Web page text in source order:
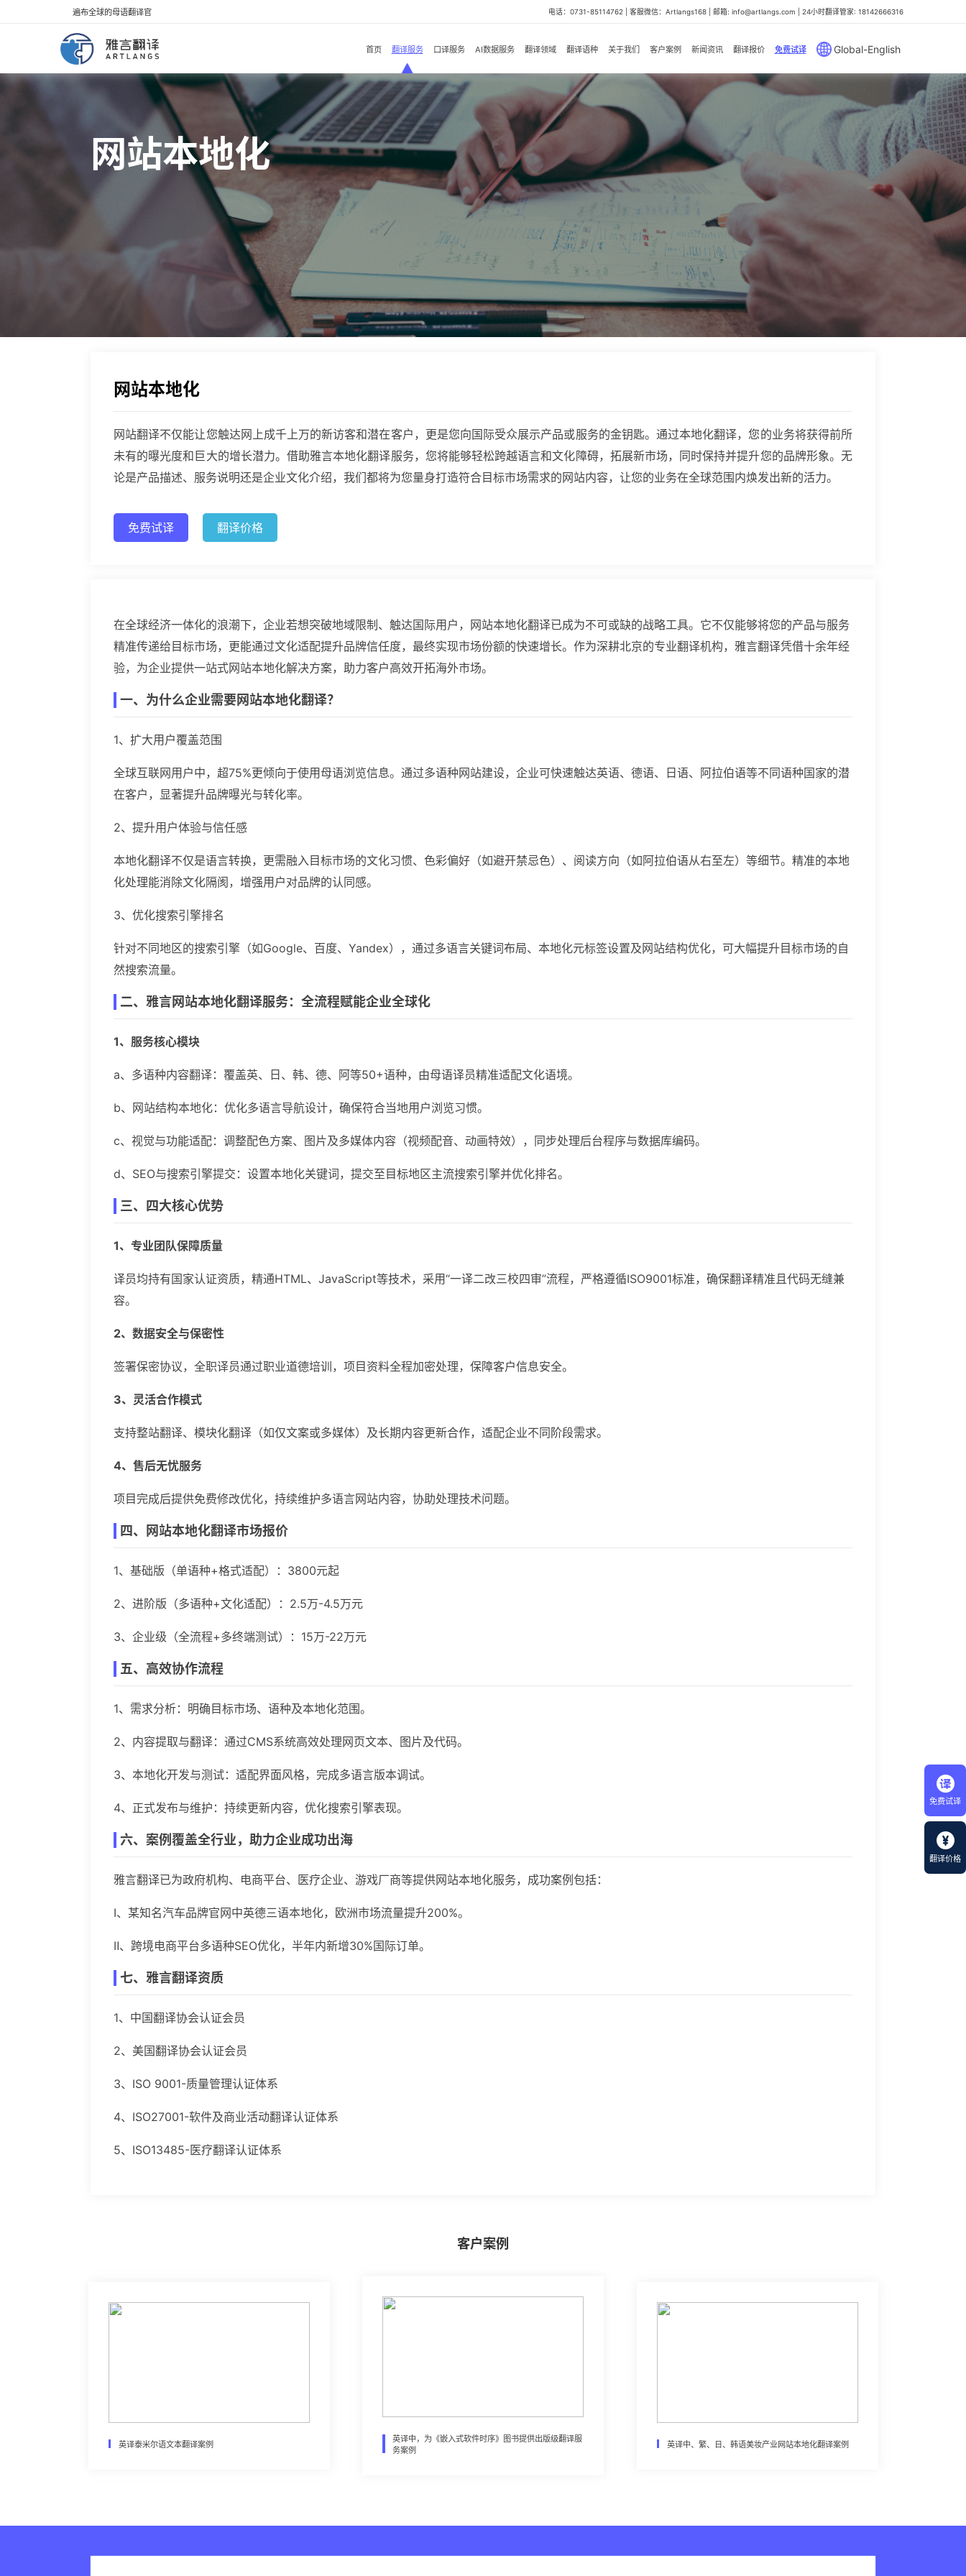
免费试译
翻译价格
遍布全球的母语翻译官 电话：0731-85114762 | 客服微信：Artlangs168 | 邮箱: info@artlangs.com | 24小时翻译管家: 18142666316
首页 翻译服务 口译服务 AI数据服务 翻译领域 翻译语种 关于我们 客户案例 新闻资讯 翻译报价 免费试译 Global-English
网站本地化
网站本地化
网站翻译不仅能让您触达网上成千上万的新访客和潜在客户，更是您向国际受众展示产品或服务的金钥匙。通过本地化翻译，您的业务将获得前所
未有的曝光度和巨大的增长潜力。借助雅言本地化翻译服务，您将能够轻松跨越语言和文化障碍，拓展新市场，同时保持并提升您的品牌形象。无
论是产品描述、服务说明还是企业文化介绍，我们都将为您量身打造符合目标市场需求的网站内容，让您的业务在全球范围内焕发出新的活力。
免费试译 翻译价格
在全球经济一体化的浪潮下，企业若想突破地域限制、触达国际用户，网站本地化翻译已成为不可或缺的战略工具。它不仅能够将您的产品与服务
精准传递给目标市场，更能通过文化适配提升品牌信任度，最终实现市场份额的快速增长。作为深耕北京的专业翻译机构，雅言翻译凭借十余年经
验，为企业提供一站式网站本地化解决方案，助力客户高效开拓海外市场。
一、为什么企业需要网站本地化翻译？
1、扩大用户覆盖范围
全球互联网用户中，超75%更倾向于使用母语浏览信息。通过多语种网站建设，企业可快速触达英语、德语、日语、阿拉伯语等不同语种国家的潜
在客户，显著提升品牌曝光与转化率。
2、提升用户体验与信任感
本地化翻译不仅是语言转换，更需融入目标市场的文化习惯、色彩偏好（如避开禁忌色）、阅读方向（如阿拉伯语从右至左）等细节。精准的本地
化处理能消除文化隔阂，增强用户对品牌的认同感。
3、优化搜索引擎排名
针对不同地区的搜索引擎（如Google、百度、Yandex），通过多语言关键词布局、本地化元标签设置及网站结构优化，可大幅提升目标市场的自
然搜索流量。
二、雅言网站本地化翻译服务：全流程赋能企业全球化
1、服务核心模块
a、多语种内容翻译：覆盖英、日、韩、德、阿等50+语种，由母语译员精准适配文化语境。
b、网站结构本地化：优化多语言导航设计，确保符合当地用户浏览习惯。
c、视觉与功能适配：调整配色方案、图片及多媒体内容（视频配音、动画特效），同步处理后台程序与数据库编码。
d、SEO与搜索引擎提交：设置本地化关键词，提交至目标地区主流搜索引擎并优化排名。
三、四大核心优势
1、专业团队保障质量
译员均持有国家认证资质，精通HTML、JavaScript等技术，采用“一译二改三校四审”流程，严格遵循ISO9001标准，确保翻译精准且代码无缝兼
容。
2、数据安全与保密性
签署保密协议，全职译员通过职业道德培训，项目资料全程加密处理，保障客户信息安全。
3、灵活合作模式
支持整站翻译、模块化翻译（如仅文案或多媒体）及长期内容更新合作，适配企业不同阶段需求。
4、售后无忧服务
项目完成后提供免费修改优化，持续维护多语言网站内容，协助处理技术问题。
四、网站本地化翻译市场报价
1、基础版（单语种+格式适配）：3800元起
2、进阶版（多语种+文化适配）：2.5万-4.5万元
3、企业级（全流程+多终端测试）：15万-22万元
五、高效协作流程
1、需求分析：明确目标市场、语种及本地化范围。
2、内容提取与翻译：通过CMS系统高效处理网页文本、图片及代码。
3、本地化开发与测试：适配界面风格，完成多语言版本调试。
4、正式发布与维护：持续更新内容，优化搜索引擎表现。
六、案例覆盖全行业，助力企业成功出海
雅言翻译已为政府机构、电商平台、医疗企业、游戏厂商等提供网站本地化服务，成功案例包括：
Ⅰ、某知名汽车品牌官网中英德三语本地化，欧洲市场流量提升200%。
Ⅱ、跨境电商平台多语种SEO优化，半年内新增30%国际订单。
七、雅言翻译资质
1、中国翻译协会认证会员
2、美国翻译协会认证会员
3、ISO 9001-质量管理认证体系
4、ISO27001-软件及商业活动翻译认证体系
5、ISO13485-医疗翻译认证体系
客户案例
英译泰米尔语文本翻译案例
英译中，为《嵌入式软件时序》图书提供出版级翻译服
务案例
英译中、繁、日、韩语美妆产业网站本地化翻译案例